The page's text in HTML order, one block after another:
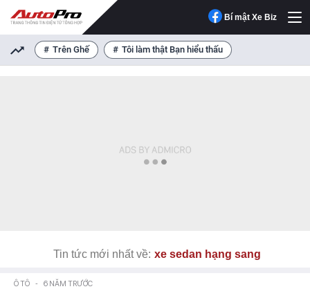
Bí mật Xe Biz
Trên Ghế Tôi làm thật Bạn hiểu thấu
Tin tức mới nhất về: xe sedan hạng sang
Ô TÔ - 6 NĂM TRƯỚC